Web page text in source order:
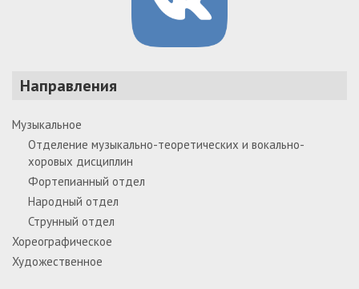
Направления
Музыкальное
Отделение музыкально-теоретических и вокально-
хоровых дисциплин
Фортепианный отдел
Народный отдел
Струнный отдел
Хореографическое
Художественное